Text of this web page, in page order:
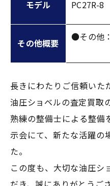
モデル PC27R-8
その他概要
●その他
長きにわたりご信頼いた
油圧ショベルの査定買取
熟練の整備士による整備
示会にて、新たな活躍の
た。
この度も、大切な油圧シ